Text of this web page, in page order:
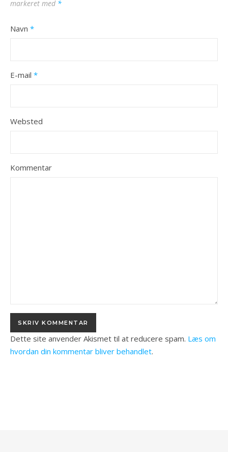
markeret med *
Navn *
E-mail *
Websted
Kommentar
Dette site anvender Akismet til at reducere spam. Læs om
hvordan din kommentar bliver behandlet.